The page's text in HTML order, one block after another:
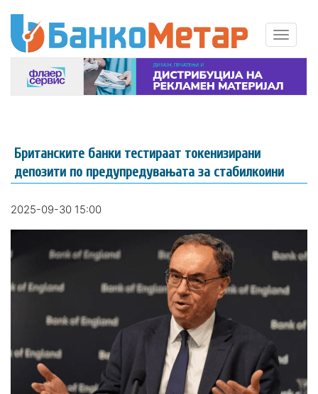
Британските банки тестираат токенизирани
депозити по предупредувањата за стабилкоини
2025-09-30 15:00